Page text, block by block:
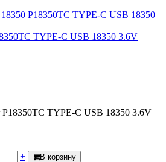
TYPE-C USB 18350 3.6V
TYPE-C USB 18350 3.6V
+ В корзину